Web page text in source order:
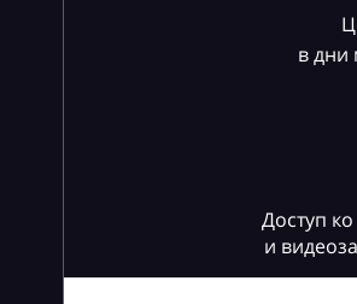
в дни
Доступ
и